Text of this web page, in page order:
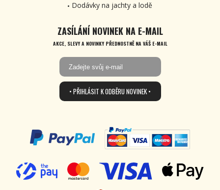
Dodávky na jachty a lodě
ZASÍLÁNÍ NOVINEK NA E-MAIL
AKCE, SLEVY A NOVINKY PŘEDNOSTNĚ NA VÁŠ E-MAIL
• PŘIHLÁSIT K ODBĚRU NOVINEK •